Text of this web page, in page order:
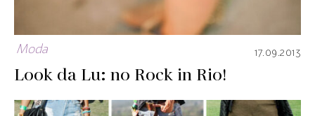
Moda 17.09.2013
Look da Lu: no Rock in Rio!